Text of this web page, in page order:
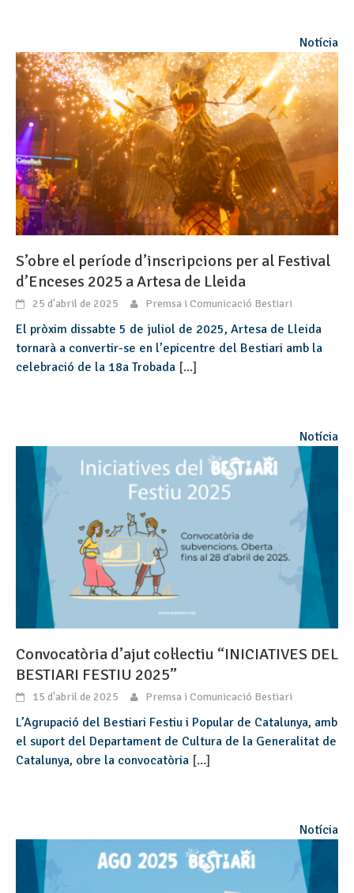
Notícia
S’obre el període d’inscripcions per al Festival
d’Enceses 2025 a Artesa de Lleida
25 d'abril de 2025 Premsa i Comunicació Bestiari
El pròxim dissabte 5 de juliol de 2025, Artesa de Lleida
tornarà a convertir-se en l’epicentre del Bestiari amb la
celebració de la 18a Trobada [...]
Notícia
Convocatòria d’ajut col·lectiu “INICIATIVES DEL
BESTIARI FESTIU 2025”
15 d'abril de 2025 Premsa i Comunicació Bestiari
L’Agrupació del Bestiari Festiu i Popular de Catalunya, amb
el suport del Departament de Cultura de la Generalitat de
Catalunya, obre la convocatòria [...]
Notícia